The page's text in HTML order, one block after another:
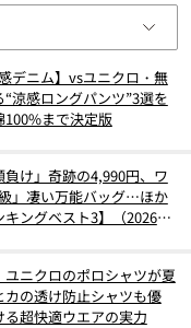
デニム】vsユニクロ・無
涼感ロングパンツ”3選を
まで決定版
け」奇跡の4,990円、ワ
」凄い万能バッグ…ほか
キングベスト3】（2026年
ユニクロのポロシャツが夏
の透け防止シャツも優
超快適ウエアの実力